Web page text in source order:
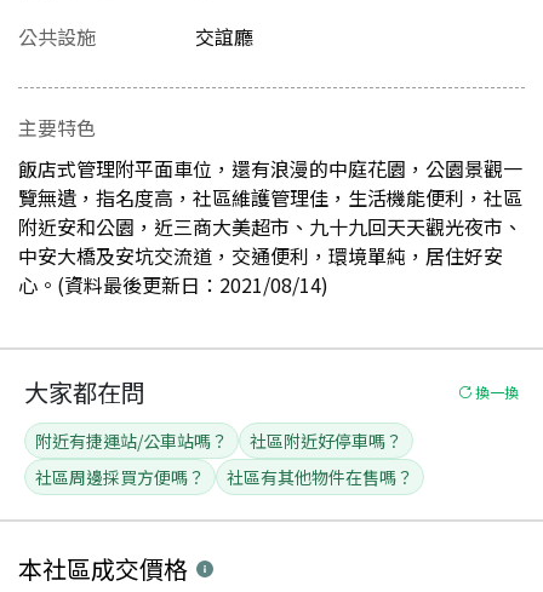
公共設施
交誼廳
主要特色
飯店式管理附平面車位，還有浪漫的中庭花園，公園景觀一
覽無遺，指名度高，社區維護管理佳，生活機能便利，社區
附近安和公園，近三商大美超市、九十九回天天觀光夜市、
中安大橋及安坑交流道，交通便利，環境單純，居住好安
心。(資料最後更新日：2021/08/14)
大家都在問 換一換
附近有捷運站/公車站嗎？
社區附近好停車嗎？
社區周邊採買方便嗎？
社區有其他物件在售嗎？
本社區成交價格